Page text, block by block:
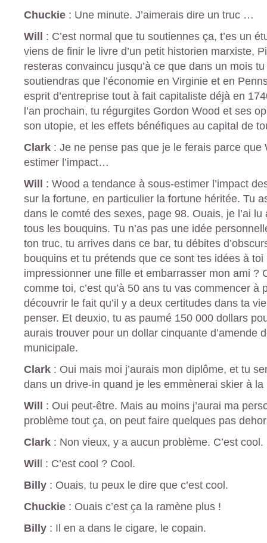
Chuckie : Une minute. J’aimerais dire un truc …
Will
: C’est normal que tu soutiennes ça, t’es un
viens de finir le livre d’un petit historien marxiste,
resteras convaincu jusqu’à ce que dans un mois
soutiendras que l’économie en Virginie et en
esprit d’entreprise tout à fait capitaliste déjà en
l’an prochain, tu régurgites Gordon Wood et ses
son utopie, et les effets bénéfiques au capital de
Clark : Je ne pense pas que je le ferais parce que
estimer l’impact…
Will
: Wood a tendance à sous-estimer l’impact
sur la fortune, en particulier la fortune héritée. Tu
dans le comté des sexes, page 98. Ouais, je l’ai
tous les bouquins. Tu n’as pas une idée
ton truc, tu arrives dans ce bar, tu débites
bouquins et tu prétends que ce sont tes idées à
impressionner une fille et embarrasser mon ami ?
comme toi, c’est qu’à 50 ans tu vas commencer
découvrir le fait qu’il y a deux certitudes dans ta
penser. Et deuxio, tu as paumé 150 000 dollars
aurais trouver pour un dollar cinquante d’amende
municipale.
Clark : Oui mais moi j’aurais mon diplôme, et tu
dans un drive-in quand je les emmènerai skier à la
Will
: Oui peut-être. Mais au moins j’aurai ma
problème tout ça, on peut faire quelques pas
Clark : Non vieux, y a aucun problème. C’est cool.
Wil
l : C’est cool ? Cool.
Billy : Ouais, tu peux le dire que c’est cool.
Chuckie : Ouais c’est ça la ramène plus !
Billy : Il en a dans le cigare, le copain.